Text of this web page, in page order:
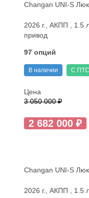
Changan UNI-S
2026 г., АКПП , 1.5
привод
97 опций
В наличии С ПТС
Цена
3 050 000 ₽
2 682 000 ₽
Changan UNI-S
2026 г., АКПП , 1.5